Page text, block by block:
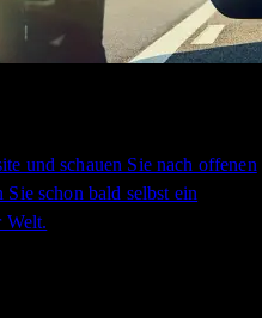
und schauen Sie nach offenen
schon bald selbst ein
Welt.